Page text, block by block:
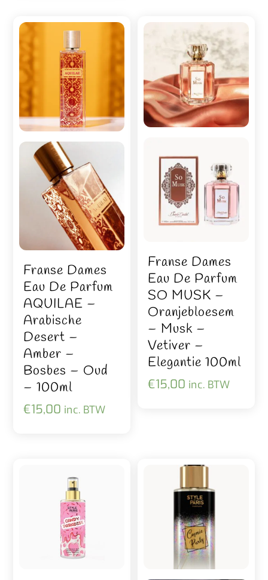
Franse Dames
Eau De Parfum
AQUILAE –
Arabische
Desert –
Amber –
Bosbes – Oud
– 100ml
€15,00 inc. BTW
Franse Dames
Eau De Parfum
SO MUSK –
Oranjebloesem
– Musk –
Vetiver –
Elegantie 100ml
€15,00 inc. BTW